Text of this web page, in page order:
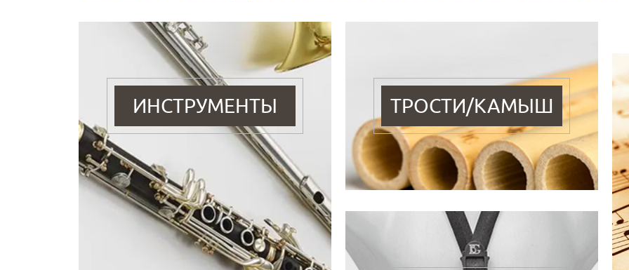
ИНСТРУМЕНТЫ ТРОСТИ/КАМЫШ